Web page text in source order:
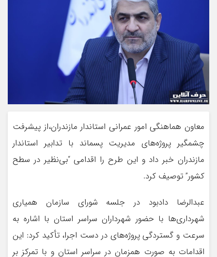
معاون هماهنگی امور عمرانی استاندار مازندران،از پیشرفت
چشمگیر پروژه‌های مدیریت پسماند با تدابیر استاندار
مازندران خبر داد و این طرح را اقدامی “بی‌نظیر در سطح
کشور” توصیف کرد. ‎
عبدالرضا دادبود در جلسه شورای سازمان همیاری
شهرداری‌ها با حضور شهرداران سراسر استان با اشاره به
سرعت و گستردگی پروژه‌های در دست اجرا، تأکید کرد: این
اقدامات به صورت همزمان در سراسر استان و با تمرکز بر